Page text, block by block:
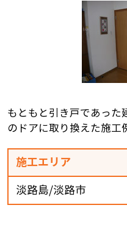
もともと引き戸であった
のドアに取り換えた施工
施工エリア
淡路島/淡路市